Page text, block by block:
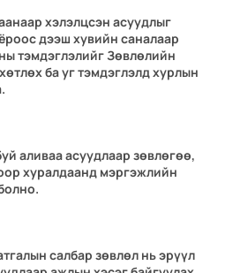
хэлэлцсэн асуудлыг
дээш хувийн саналаар
тэмдэглэлийг Зөвлөлийн
ба уг тэмдэглэлд хурлын
аливаа асуудлаар зөвлөгөө,
хуралдаанд мэргэжлийн
салбар зөвлөл нь эрүүл